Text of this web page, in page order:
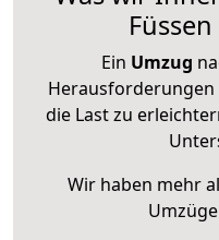
Ein Umzug
die Last zu
Wir haben mehr